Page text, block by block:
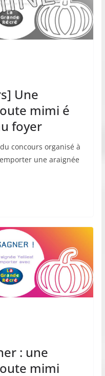
Une
mimi é
foyer
concours organisé à
une araignée
: une
mimi